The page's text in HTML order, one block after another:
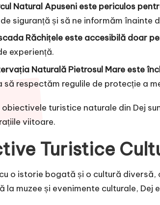
Natural Apuseni este periculos
siguranță și să ne informăm înainte
Răchițele este accesibilă doar
experiență.
Naturală Pietrosul Mare este
să respectăm regulile de protecție a
obiectivele turistice naturale din Dej
viitoare.
Turistice
o istorie bogată și o cultură
la muzee și evenimente culturale,